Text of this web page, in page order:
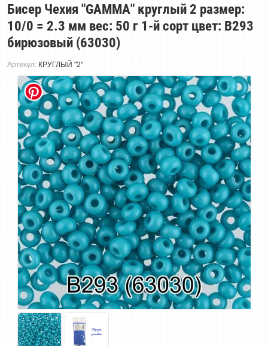
Бисер Чехия "GAMMA" круглый 2 размер:
10/0 = 2.3 мм вес: 50 г 1-й сорт цвет: B293
бирюзовый (63030)
Артикул: КРУГЛЫЙ "2"